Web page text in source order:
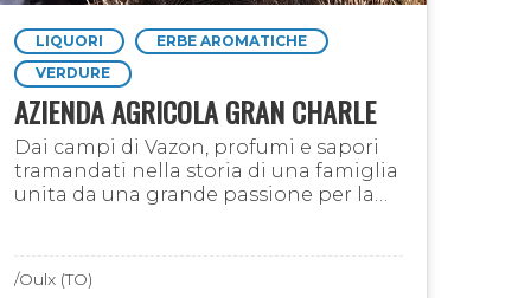
LIQUORI
ERBE AROMATICHE
VERDURE
AZIENDA AGRICOLA GRAN CHARLE
Dai campi di Vazon, profumi e sapori
tramandati nella storia di una famiglia
unita da una grande passione per la
/Oulx (TO)